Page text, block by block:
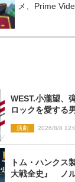
メ、Prime
WEST.小瀧望、
ロックを愛する
演劇 2026/8/8
トム・ハンクス
大戦全史』 ノ